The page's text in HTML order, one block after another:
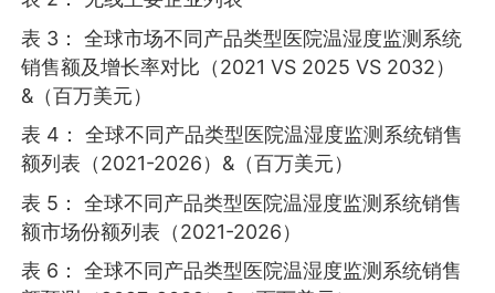
表 3： 全球市场不同产品类型医院温湿度监测系统
销售额及增长率对比（2021 VS 2025 VS 2032）
&（百万美元）
表 4： 全球不同产品类型医院温湿度监测系统销售
额列表（2021-2026）&（百万美元）
表 5： 全球不同产品类型医院温湿度监测系统销售
额市场份额列表（2021-2026）
表 6： 全球不同产品类型医院温湿度监测系统销售